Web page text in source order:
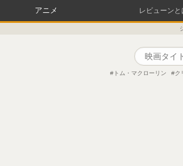
アニメ レビューンと
トム・マクローリン ク